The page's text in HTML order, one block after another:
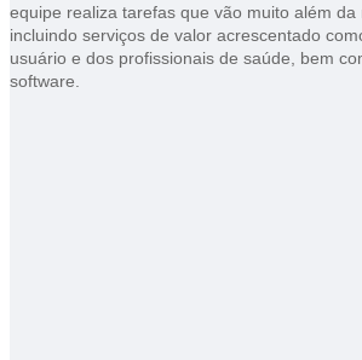
equipe realiza tarefas que vão muito além da
incluindo serviços de valor acrescentado
usuário e dos profissionais de saúde, bem
software.